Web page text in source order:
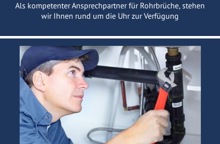
Als kompetenter Ansprechpartner für Rohrbrüche, stehen
wir Ihnen rund um die Uhr zur Verfügung